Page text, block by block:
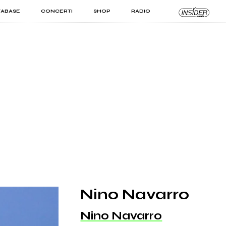
CONCERTI SHOP RADIO
PRO
Nino Navarro
Nino Navarro